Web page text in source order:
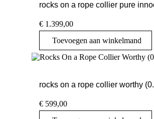
rocks on a rope collier pure
€ 1.399,00
Toevoegen aan winkelmand
rocks on a rope collier worthy
€ 599,00